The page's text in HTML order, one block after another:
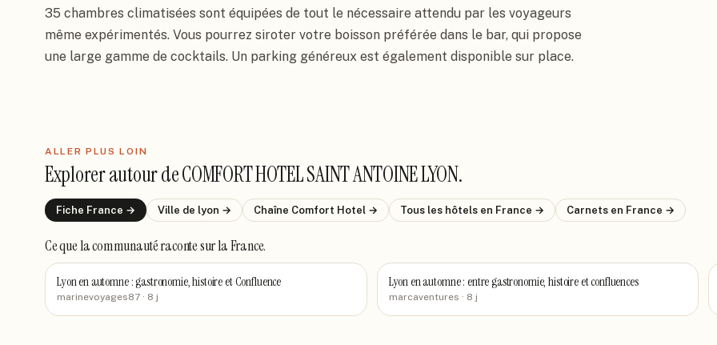
35 chambres climatisées sont équipées de tout le nécessaire attendu par les voyageurs
même expérimentés. Vous pourrez siroter votre boisson préférée dans le bar, qui propose
une large gamme de cocktails. Un parking généreux est également disponible sur place.
ALLER PLUS LOIN
Explorer autour deCOMFORT HOTEL SAINT ANTOINE LYON.
Fiche France → Ville de lyon → Chaîne Comfort Hotel → Tous les hôtels en France → Carnets en France →
Ce que la communauté racontesur la France.
Lyon en automne : gastronomie, histoire et Confluence
marinevoyages87 · 8 j
Lyon en automne : entre gastronomie, histoire et confluences
marcaventures · 8 j